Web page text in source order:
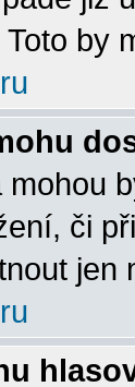
Toto by
mohou
či
jen